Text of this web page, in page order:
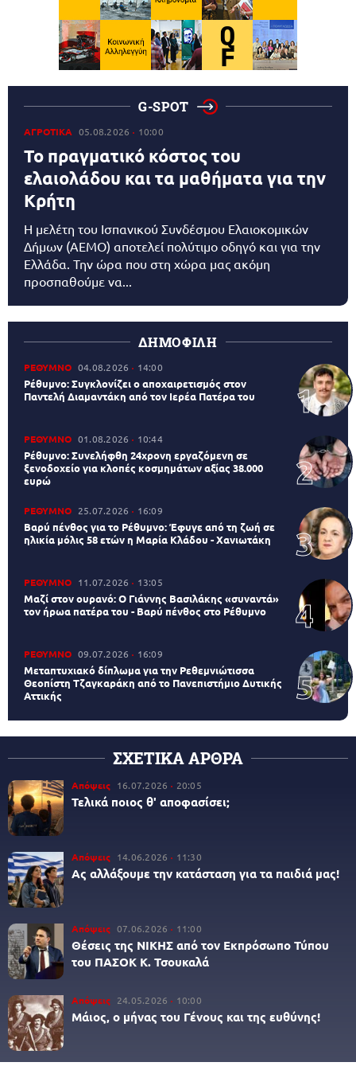
G-SPOT
ΑΓΡΟΤΙΚΑ 05.08.2026 10:00
Το πραγματικό κόστος του
ελαιολάδου και τα μαθήματα για την
Κρήτη
Η μελέτη του Ισπανικού Συνδέσμου Ελαιοκομικών
Δήμων (AEMO) αποτελεί πολύτιμο οδηγό και για την
Ελλάδα. Την ώρα που στη χώρα μας ακόμη
προσπαθούμε να...
ΔΗΜΟΦΙΛΗ
ΡΕΘΥΜΝΟ 04.08.2026 14:00
Ρέθυμνο: Συγκλονίζει ο αποχαιρετισμός στον
Παντελή Διαμαντάκη από τον Ιερέα Πατέρα του
ΡΕΘΥΜΝΟ 01.08.2026 10:44
Ρέθυμνο: Συνελήφθη 24χρονη εργαζόμενη σε
ξενοδοχείο για κλοπές κοσμημάτων αξίας 38.000
ευρώ
ΡΕΘΥΜΝΟ 25.07.2026 16:09
Βαρύ πένθος για το Ρέθυμνο: Έφυγε από τη ζωή σε
ηλικία μόλις 58 ετών η Μαρία Κλάδου - Χανιωτάκη
ΡΕΘΥΜΝΟ 11.07.2026 13:05
Μαζί στον ουρανό: Ο Γιάννης Βασιλάκης «συναντά»
τον ήρωα πατέρα του - Βαρύ πένθος στο Ρέθυμνο
ΡΕΘΥΜΝΟ 09.07.2026 16:09
Μεταπτυχιακό δίπλωμα για την Ρεθεμνιώτισσα
Θεοπίστη Τζαγκαράκη από το Πανεπιστήμιο Δυτικής
Αττικής
ΣΧΕΤΙΚΑ ΑΡΘΡΑ
Απόψεις 16.07.2026 20:05
Τελικά ποιος θ' αποφασίσει;
Απόψεις 14.06.2026 11:30
Ας αλλάξουμε την κατάσταση για τα παιδιά μας!
Απόψεις 07.06.2026 11:00
Θέσεις της ΝΙΚΗΣ από τον Εκπρόσωπο Τύπου
του ΠΑΣΟΚ Κ. Τσουκαλά
Απόψεις 24.05.2026 10:00
Μάιος, ο μήνας του Γένους και της ευθύνης!